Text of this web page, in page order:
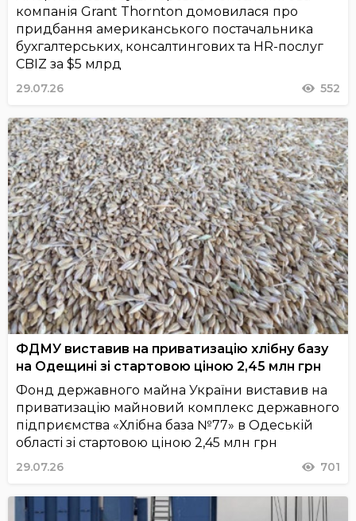
компанія Grant Thornton домовилася про
придбання американського постачальника
бухгалтерських, консалтингових та HR-послуг
CBIZ за $5 млрд
29.07.26 552
ФДМУ виставив на приватизацію хлібну базу
на Одещині зі стартовою ціною 2,45 млн грн
Фонд державного майна України виставив на
приватизацію майновий комплекс державного
підприємства «Хлібна база №77» в Одеській
області зі стартовою ціною 2,45 млн грн
29.07.26 701